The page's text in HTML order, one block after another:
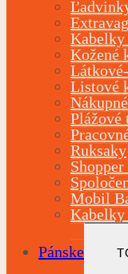
Kabelky
Kožené
Listové
Plážové
Ruksaky
Mobil
Kabelky
Pánske